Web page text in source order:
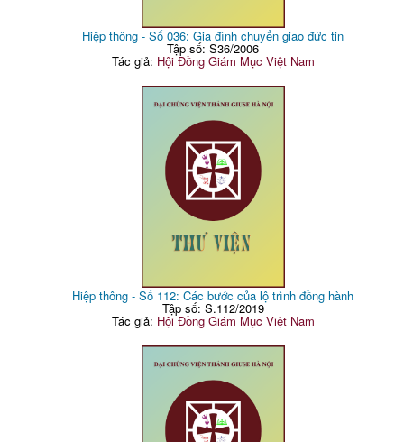
Hiệp thông - Số 036: Gia đình chuyển giao đức tin
Tập số: S36/2006
Tác giả: Hội Đồng Giám Mục Việt Nam
Hiệp thông - Số 112: Các bước của lộ trình đồng hành
Tập số: S.112/2019
Tác giả: Hội Đồng Giám Mục Việt Nam